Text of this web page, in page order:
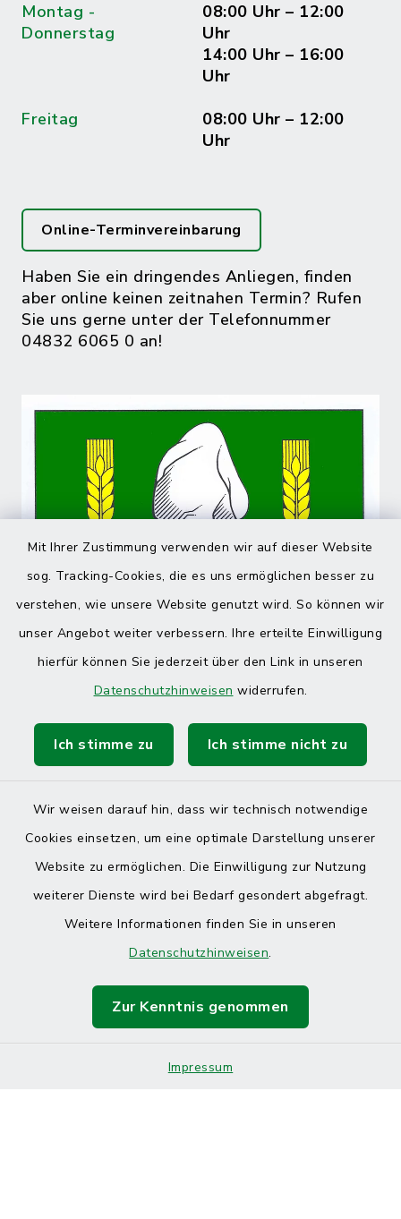
Mit Ihrer Zustimmung verwenden wir auf dieser Website
sog. Tracking-Cookies, die es uns ermöglichen besser zu
verstehen, wie unsere Website genutzt wird. So können wir
unser Angebot weiter verbessern. Ihre erteilte Einwilligung
hierfür können Sie jederzeit über den Link in unseren
Datenschutzhinweisen widerrufen.
Ich stimme zu Ich stimme nicht zu
Wir weisen darauf hin, dass wir technisch notwendige
Cookies einsetzen, um eine optimale Darstellung unserer
Website zu ermöglichen. Die Einwilligung zur Nutzung
weiterer Dienste wird bei Bedarf gesondert abgefragt.
Weitere Informationen finden Sie in unseren
Datenschutzhinweisen.
Zur Kenntnis genommen
Impressum
Montag -
Donnerstag
08:00 Uhr – 12:00
Uhr
14:00 Uhr – 16:00
Uhr
Freitag
08:00 Uhr – 12:00
Uhr
Online-Terminvereinbarung
Haben Sie ein dringendes Anliegen, finden
aber online keinen zeitnahen Termin? Rufen
Sie uns gerne unter der Telefonnummer
04832 6065 0 an!
Barrierefreiheit
Sitemap